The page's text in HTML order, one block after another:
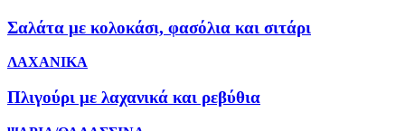
Σαλάτα με κολοκάσι, φασόλια και σιτάρι
ΛΑΧΑΝΙΚΑ
Πλιγούρι με λαχανικά και ρεβύθια